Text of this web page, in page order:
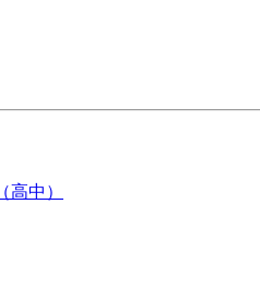
高中）